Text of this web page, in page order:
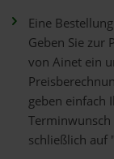
Eine
Geben Sie zur
von Ainet ein
geben einfach
Terminwunsch
schließlich auf